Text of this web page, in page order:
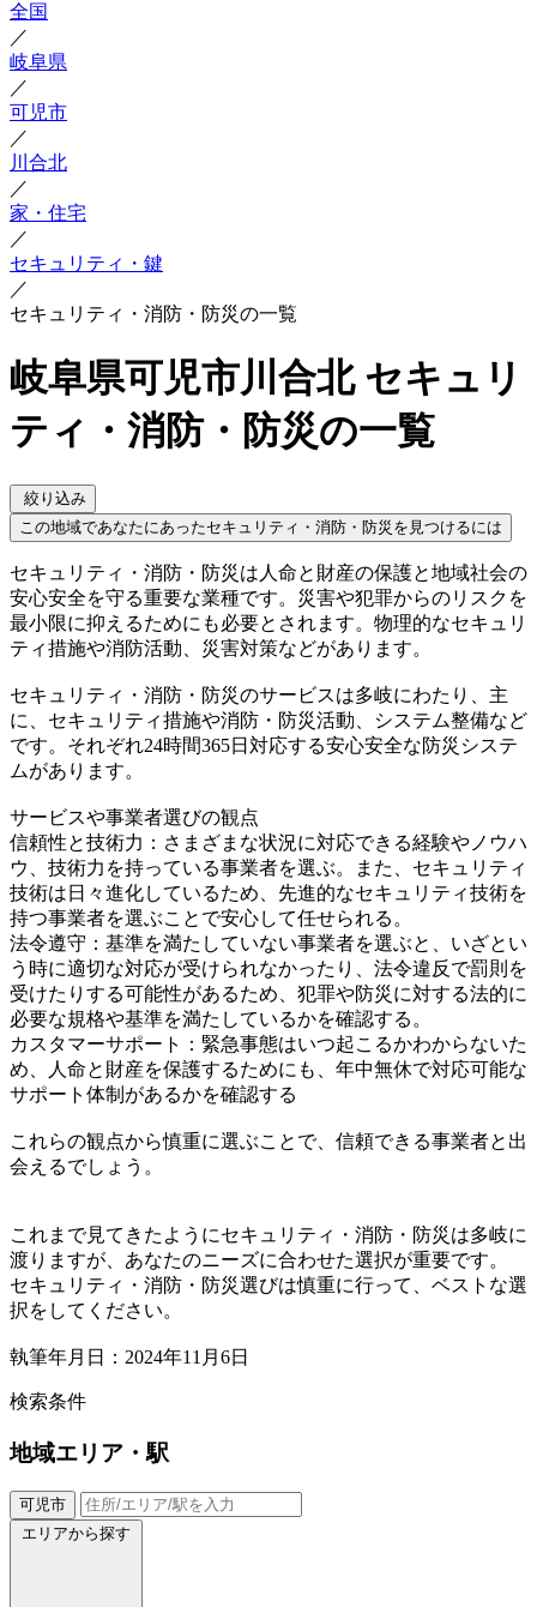
全国
／
岐阜県
／
可児市
／
川合北
／
家・住宅
／
セキュリティ・鍵
／
セキュリティ・消防・防災の一覧
岐阜県可児市川合北 セキュリ
ティ・消防・防災の一覧
絞り込み
この地域であなたにあったセキュリティ・消防・防災を見つけるには
セキュリティ・消防・防災は人命と財産の保護と地域社会の
安心安全を守る重要な業種です。災害や犯罪からのリスクを
最小限に抑えるためにも必要とされます。物理的なセキュリ
ティ措施や消防活動、災害対策などがあります。
セキュリティ・消防・防災のサービスは多岐にわたり、主
に、セキュリティ措施や消防・防災活動、システム整備など
です。それぞれ24時間365日対応する安心安全な防災システ
ムがあります。
サービスや事業者選びの観点
信頼性と技術力：さまざまな状況に対応できる経験やノウハ
ウ、技術力を持っている事業者を選ぶ。また、セキュリティ
技術は日々進化しているため、先進的なセキュリティ技術を
持つ事業者を選ぶことで安心して任せられる。
法令遵守：基準を満たしていない事業者を選ぶと、いざとい
う時に適切な対応が受けられなかったり、法令違反で罰則を
受けたりする可能性があるため、犯罪や防災に対する法的に
必要な規格や基準を満たしているかを確認する。
カスタマーサポート：緊急事態はいつ起こるかわからないた
め、人命と財産を保護するためにも、年中無休で対応可能な
サポート体制があるかを確認する
これらの観点から慎重に選ぶことで、信頼できる事業者と出
会えるでしょう。
これまで見てきたようにセキュリティ・消防・防災は多岐に
渡りますが、あなたのニーズに合わせた選択が重要です。
セキュリティ・消防・防災選びは慎重に行って、ベストな選
択をしてください。
執筆年月日：2024年11月6日
検索条件
地域エリア・駅
可児市
エリアから探す